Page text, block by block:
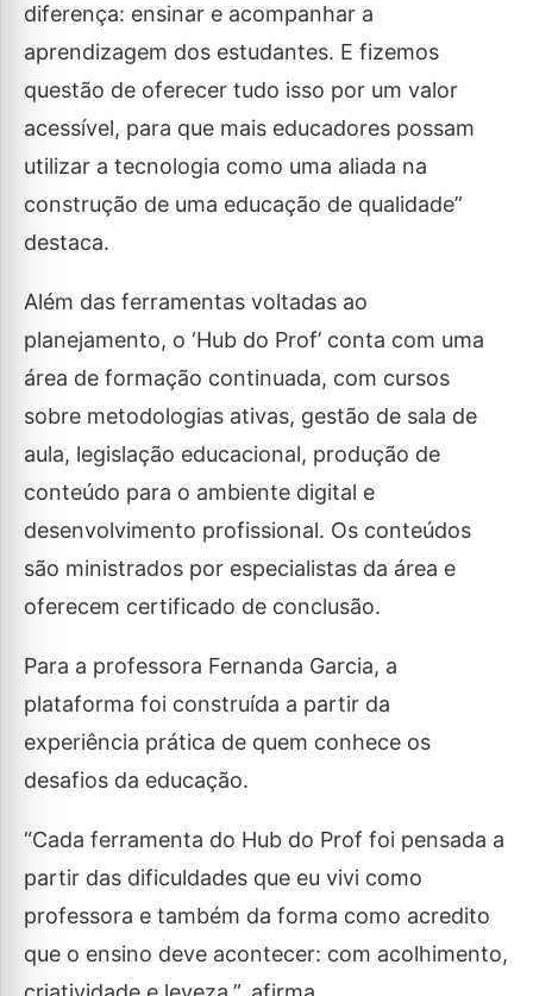
diferença: ensinar e acompanhar a
aprendizagem dos estudantes. E fizemos
questão de oferecer tudo isso por um valor
acessível, para que mais educadores possam
utilizar a tecnologia como uma aliada na
construção de uma educação de qualidade”
destaca.
Além das ferramentas voltadas ao
planejamento, o ‘Hub do Prof’ conta com uma
área de formação continuada, com cursos
sobre metodologias ativas, gestão de sala de
aula, legislação educacional, produção de
conteúdo para o ambiente digital e
desenvolvimento profissional. Os conteúdos
são ministrados por especialistas da área e
oferecem certificado de conclusão.
Para a professora Fernanda Garcia, a
plataforma foi construída a partir da
experiência prática de quem conhece os
desafios da educação.
“Cada ferramenta do Hub do Prof foi pensada a
partir das dificuldades que eu vivi como
professora e também da forma como acredito
que o ensino deve acontecer: com acolhimento,